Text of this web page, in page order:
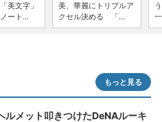
美文字」
ート...
美、華麗にトリプルア
クセル決める 「...
もっと見る
ルメット叩きつけたDeNAルーキ